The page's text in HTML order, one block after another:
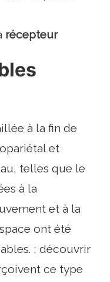
récepteur
à la fin de
et
telles que le
à la
et à la
ont été
; découvrir
ce type